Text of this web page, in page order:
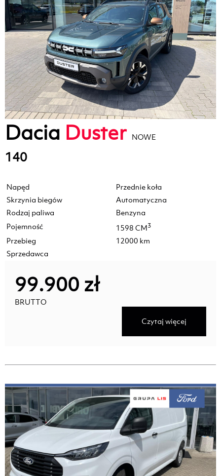
Dacia Duster NOWE
140
Napęd
Przednie koła
Skrzynia biegów
Automatyczna
Rodzaj paliwa
Benzyna
Pojemność
1598 CM3
Przebieg
12000 km
Sprzedawca
99.900 zł
BRUTTO
Czytaj więcej